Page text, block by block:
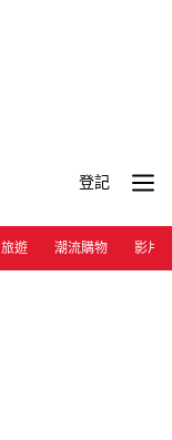
登記
旅遊 潮流購物 影片